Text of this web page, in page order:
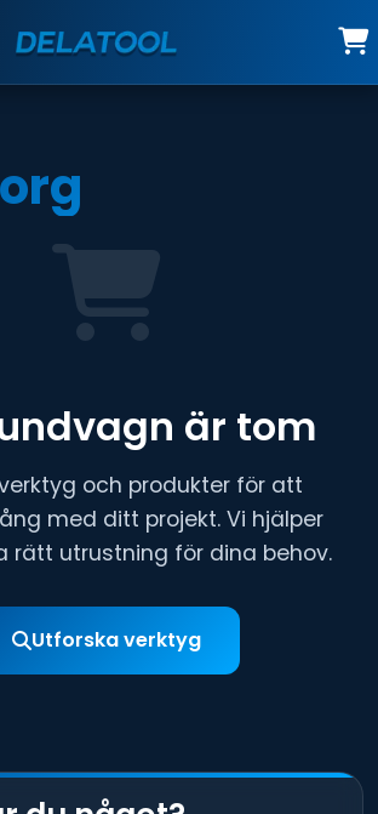
är tom
och produkter för att
med ditt projekt. Vi hjälper
rätt utrustning för dina behov.
Utforska verktyg